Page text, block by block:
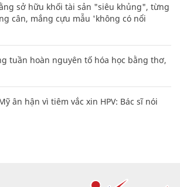
sở hữu khối tài sản "siêu khủng", từng
cân, mắng cựu mẫu 'không có nổi
tuần hoàn nguyên tố hóa học bằng thơ,
ân hận vì tiêm vắc xin HPV: Bác sĩ nói